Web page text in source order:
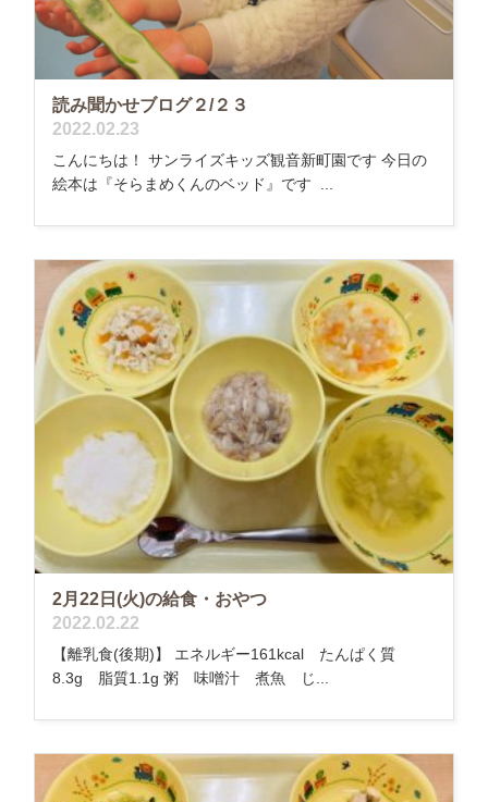
読み聞かせブログ２/２３
2022.02.23
こんにちは！ サンライズキッズ観音新町園です 今日の
絵本は『そらまめくんのベッド』です ...
2月22日(火)の給食・おやつ
2022.02.22
【離乳食(後期)】 エネルギー161kcal たんぱく質
8.3g 脂質1.1g 粥 味噌汁 煮魚 じ...